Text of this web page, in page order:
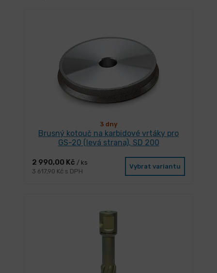
3 dny
Brusný kotouč na karbidové vrtáky pro
GS-20 (levá strana), SD 200
2 990,00 Kč / ks
3 617,90 Kč s DPH
Vybrat variantu